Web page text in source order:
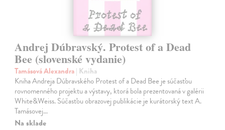
Andrej Dúbravský. Protest of a Dead
Bee (slovenské vydanie)
Tamásová Alexandra| Kniha
Kniha Andreja Dúbravského Protest of a Dead Bee je súčasťou
rovnomenného projektu a výstavy, ktorá bola prezentovaná v galérii
White&Weiss. Súčasťou obrazovej publikácie je kurátorský text A.
Tamásovej…
Na sklade